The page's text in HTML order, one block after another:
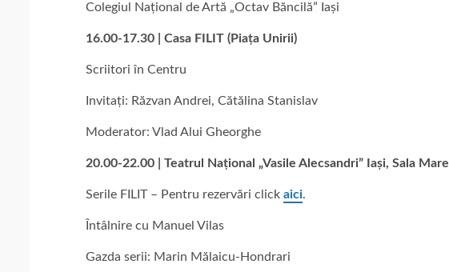
Colegiul Național de Artă „Octav Băncilă” Iași
16.00-17.30 | Casa FILIT (Piața Unirii)
Scriitori în Centru
Invitați: Răzvan Andrei, Cătălina Stanislav
Moderator: Vlad Alui Gheorghe
20.00-22.00 | Teatrul Național „Vasile Alecsandri” Iași, Sala Mare
Serile FILIT – Pentru rezervări click aici.
Întâlnire cu Manuel Vilas
Gazda serii: Marin Mălaicu-Hondrari